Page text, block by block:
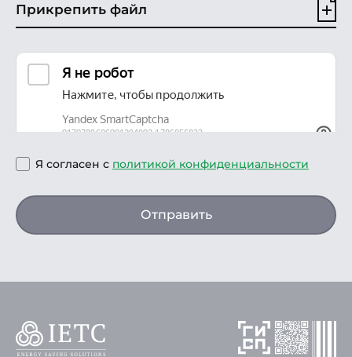
Прикрепить файл
Я согласен с политикой конфиденциальности
Отправить